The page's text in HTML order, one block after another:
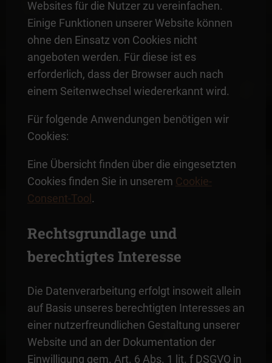
Websites für die Nutzer zu vereinfachen.
Einige Funktionen unserer Website können
ohne den Einsatz von Cookies nicht
angeboten werden. Für diese ist es
erforderlich, dass der Browser auch nach
einem Seitenwechsel wiedererkannt wird.
Für folgende Anwendungen benötigen wir
Cookies:
Eine Übersicht finden über die eingesetzten
Cookies finden Sie in unserem Cookie-
Consent-Tool .
Rechtsgrundlage und
berechtigtes Interesse
Die Datenverarbeitung erfolgt insoweit allein
auf Basis unseres berechtigten Interesses an
einer nutzerfreundlichen Gestaltung unserer
Website und an der Dokumentation der
Einwilligung gem. Art. 6 Abs. 1 lit. f DSGVO in